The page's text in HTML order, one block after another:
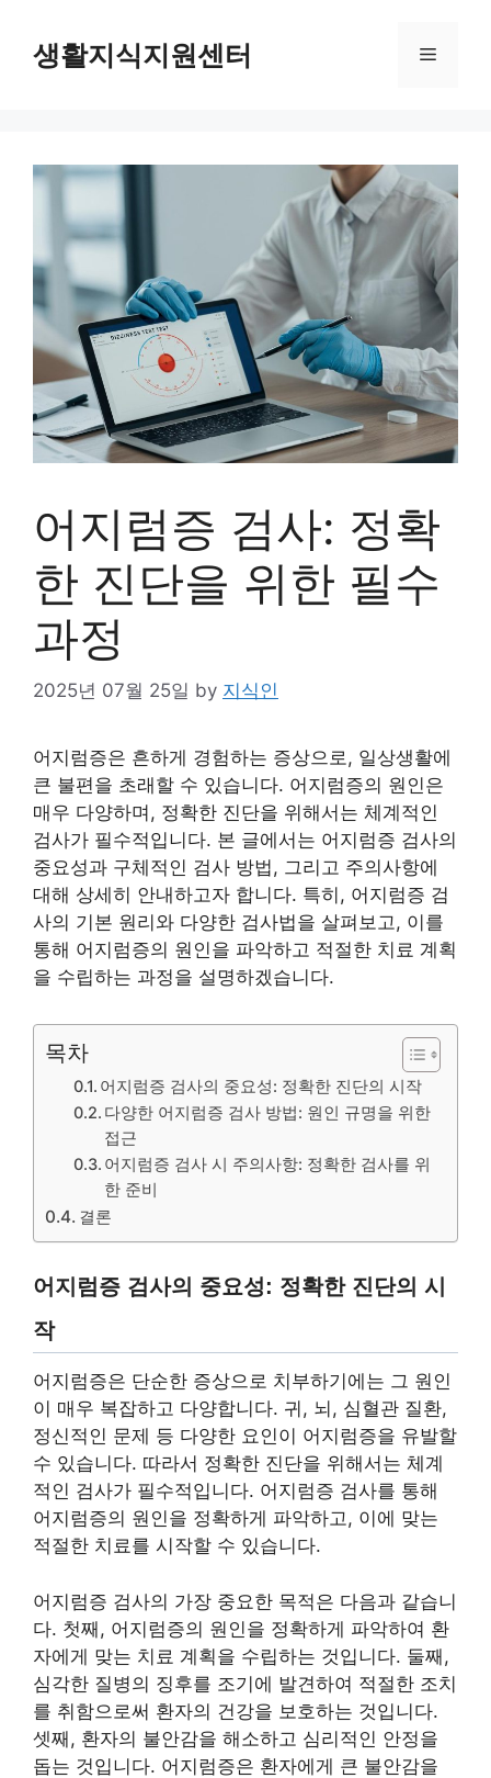
content생활지식지원센터 Menu
어지럼증 검사: 정확
한 진단을 위한 필수
과정
2025년 07월 25일 by 지식인
어지럼증은 흔하게 경험하는 증상으로, 일상생활에
큰 불편을 초래할 수 있습니다. 어지럼증의 원인은
매우 다양하며, 정확한 진단을 위해서는 체계적인
검사가 필수적입니다. 본 글에서는 어지럼증 검사의
중요성과 구체적인 검사 방법, 그리고 주의사항에
대해 상세히 안내하고자 합니다. 특히, 어지럼증 검
사의 기본 원리와 다양한 검사법을 살펴보고, 이를
통해 어지럼증의 원인을 파악하고 적절한 치료 계획
을 수립하는 과정을 설명하겠습니다.
목차
어지럼증 검사의 중요성: 정확한 진단의 시작
다양한 어지럼증 검사 방법: 원인 규명을 위한
접근
어지럼증 검사 시 주의사항: 정확한 검사를 위
한 준비
결론
어지럼증 검사의 중요성: 정확한 진단의 시
작
어지럼증은 단순한 증상으로 치부하기에는 그 원인
이 매우 복잡하고 다양합니다. 귀, 뇌, 심혈관 질환,
정신적인 문제 등 다양한 요인이 어지럼증을 유발할
수 있습니다. 따라서 정확한 진단을 위해서는 체계
적인 검사가 필수적입니다. 어지럼증 검사를 통해
어지럼증의 원인을 정확하게 파악하고, 이에 맞는
적절한 치료를 시작할 수 있습니다.
어지럼증 검사의 가장 중요한 목적은 다음과 같습니
다. 첫째, 어지럼증의 원인을 정확하게 파악하여 환
자에게 맞는 치료 계획을 수립하는 것입니다. 둘째,
심각한 질병의 징후를 조기에 발견하여 적절한 조치
를 취함으로써 환자의 건강을 보호하는 것입니다.
셋째, 환자의 불안감을 해소하고 심리적인 안정을
돕는 것입니다. 어지럼증은 환자에게 큰 불안감을